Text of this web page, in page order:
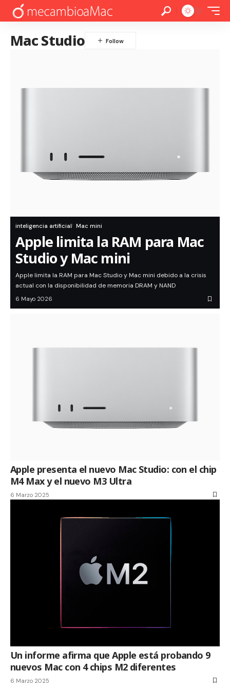
Mac Studio
inteligencia artificial Mac mini
Apple limita la RAM para Mac
Studio y Mac mini
Apple limita la RAM para Mac Studio y Mac mini debido a la crisis
actual con la disponibilidad de memoria DRAM y NAND
6 Mayo 2026
Apple presenta el nuevo Mac Studio: con el chip
M4 Max y el nuevo M3 Ultra
6 Marzo 2025
Un informe afirma que Apple está probando 9
nuevos Mac con 4 chips M2 diferentes
6 Marzo 2025